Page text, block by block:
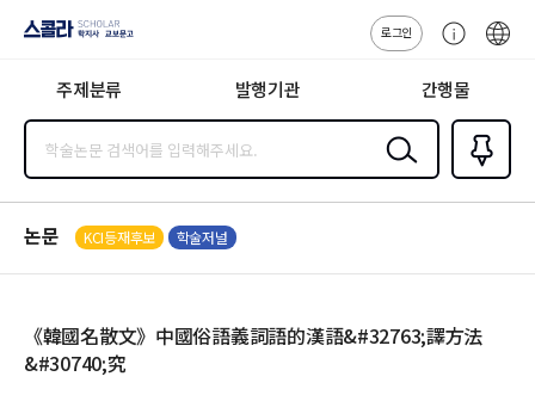
지사·교보문고
로그인
센
주제분류 발행기관 간행물
검색
즐겨찾
기0
논문 KCI등재후보 학술저널
《韓國名散文》中國俗語義詞語的漢語&#32763;譯方法
&#30740;究